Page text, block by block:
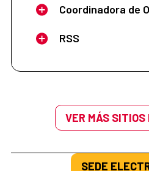
Coordinadora de
RSS
VER MÁS
SEDE